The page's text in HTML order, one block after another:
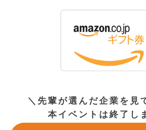
＼先輩が選んだ企業を見
本イベントは終了し